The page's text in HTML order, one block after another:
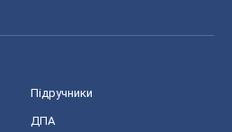
Підручники
ДПА